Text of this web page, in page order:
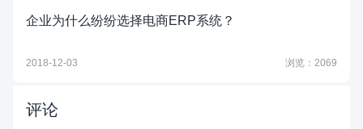
企业为什么纷纷选择电商ERP系统？
2018-12-03 浏览：2069
评论